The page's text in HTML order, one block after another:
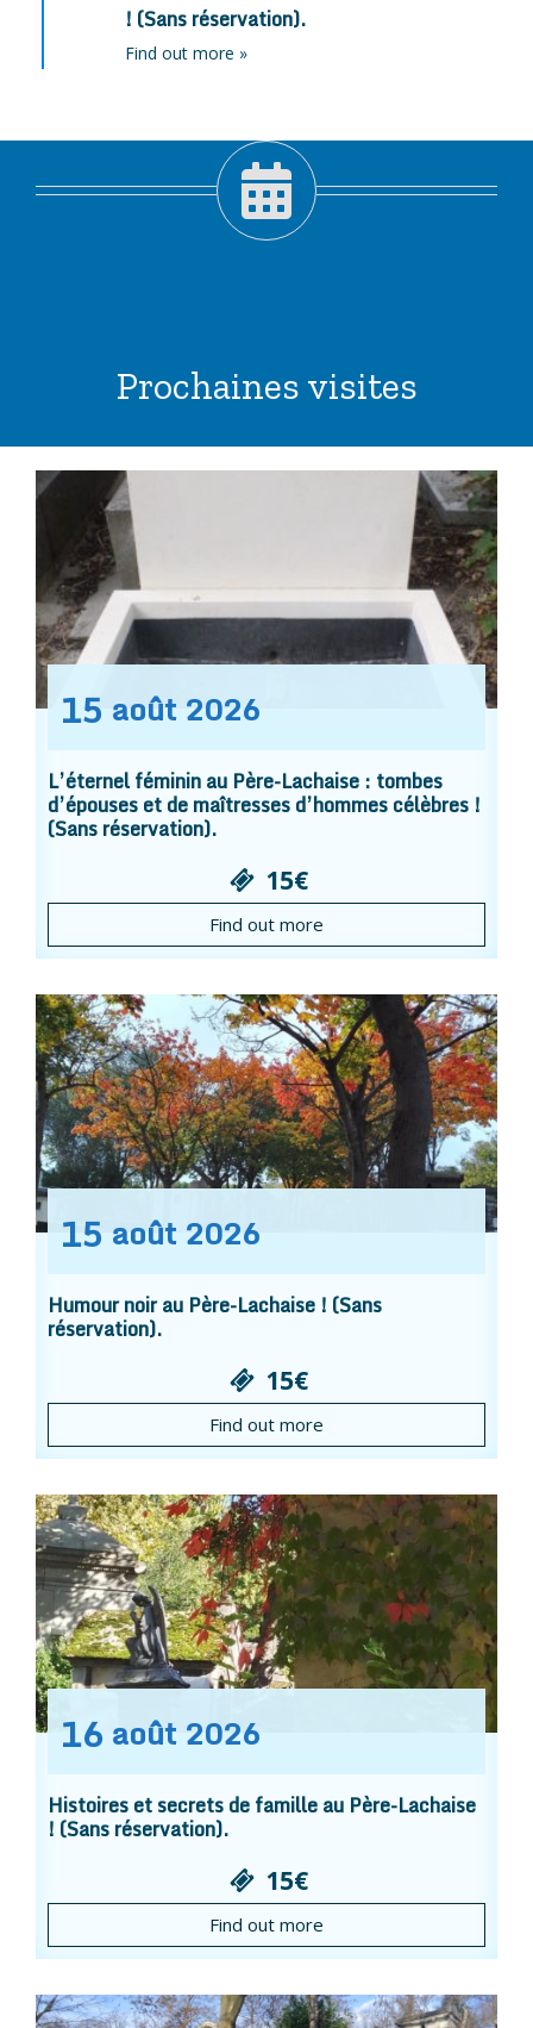
! (Sans réservation).
Find out more »
Prochaines visites
15 août 2026
L’éternel féminin au Père-Lachaise : tombes
d’épouses et de maîtresses d’hommes célèbres !
(Sans réservation).
15€
Find out more
15 août 2026
Humour noir au Père-Lachaise ! (Sans
réservation).
15€
Find out more
16 août 2026
Histoires et secrets de famille au Père-Lachaise
! (Sans réservation).
15€
Find out more